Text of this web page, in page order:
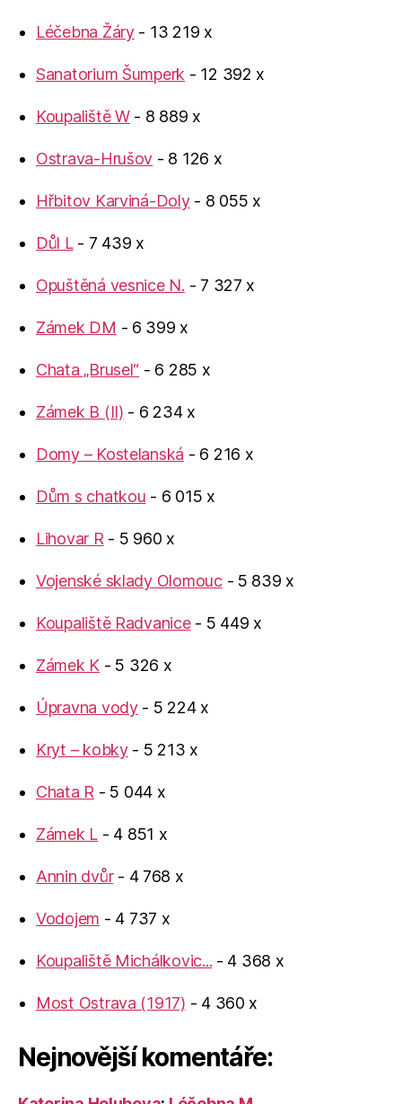
Léčebna Žáry- 13 219 x
Sanatorium Šumperk - 12 392 x
Koupaliště W- 8 889 x
Ostrava-Hrušov - 8 126 x
Hřbitov Karviná-Doly- 8 055 x
Důl L- 7 439 x
Opuštěná vesnice N. - 7 327 x
Zámek DM - 6 399 x
Chata „Brusel“ - 6 285 x
Zámek B (II) - 6 234 x
Domy – Kostelanská - 6 216 x
Dům s chatkou - 6 015 x
Lihovar R - 5 960 x
Vojenské sklady Olomouc- 5 839 x
Koupaliště Radvanice- 5 449 x
Zámek K - 5 326 x
Úpravna vody- 5 224 x
Kryt – kobky- 5 213 x
Chata R - 5 044 x
Zámek L - 4 851 x
Annin dvůr- 4 768 x
Vodojem - 4 737 x
Koupaliště Michálkovic... - 4 368 x
Most Ostrava (1917) - 4 360 x
Nejnovější komentáře: